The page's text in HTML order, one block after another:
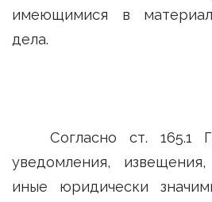
имеющимися в
дела.
Согласно ст. 165.1
уведомления,
иные юридически